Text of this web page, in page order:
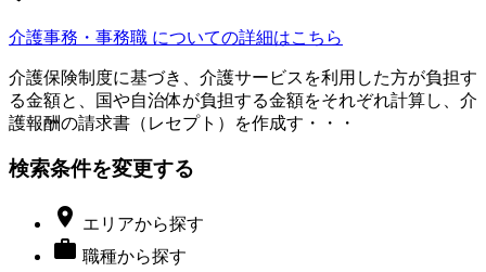
介護事務・事務職 についての詳細はこちら
介護保険制度に基づき、介護サービスを利用した方が負担す
る金額と、国や自治体が負担する金額をそれぞれ計算し、介
護報酬の請求書（レセプト）を作成す・・・
検索条件を変更する
 エリアから探す
 職種から探す